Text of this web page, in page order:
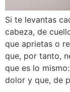
Si te levantas
cabeza, de
que aprietas o
que, por tanto,
que es lo
dolor y que, de